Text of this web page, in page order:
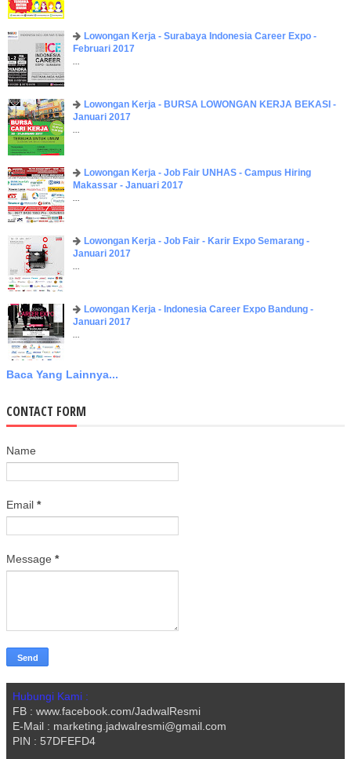
Lowongan Kerja - Surabaya Indonesia Career Expo -
Februari 2017
...
Lowongan Kerja - BURSA LOWONGAN KERJA BEKASI -
Januari 2017
...
Lowongan Kerja - Job Fair UNHAS - Campus Hiring
Makassar - Januari 2017
...
Lowongan Kerja - Job Fair - Karir Expo Semarang -
Januari 2017
...
Lowongan Kerja - Indonesia Career Expo Bandung -
Januari 2017
...
Baca Yang Lainnya...
CONTACT FORM
Name
Email *
Message *
Hubungi Kami :
FB : www.facebook.com/JadwalResmi
E-Mail : marketing.jadwalresmi@gmail.com
PIN : 57DFEFD4